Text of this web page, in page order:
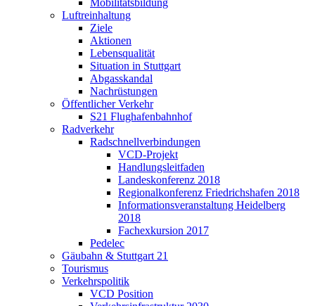
Mobilitätsbildung
Luftreinhaltung
Ziele
Aktionen
Lebensqualität
Situation in Stuttgart
Abgasskandal
Nachrüstungen
Öffentlicher Verkehr
S21 Flughafenbahnhof
Radverkehr
Radschnellverbindungen
VCD-Projekt
Handlungsleitfaden
Landeskonferenz 2018
Regionalkonferenz Friedrichshafen 2018
Informationsveranstaltung Heidelberg
2018
Fachexkursion 2017
Pedelec
Gäubahn & Stuttgart 21
Tourismus
Verkehrspolitik
VCD Position